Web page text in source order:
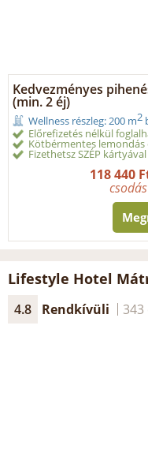
Kedvezményes
(min. 2 éj)
Wellness részleg: 200 m2
Előrefizetés nélkül
Kötbérmentes
Fizethetsz SZÉP
118 440
Lifestyle Hotel
4.8 Rendkívüli 343